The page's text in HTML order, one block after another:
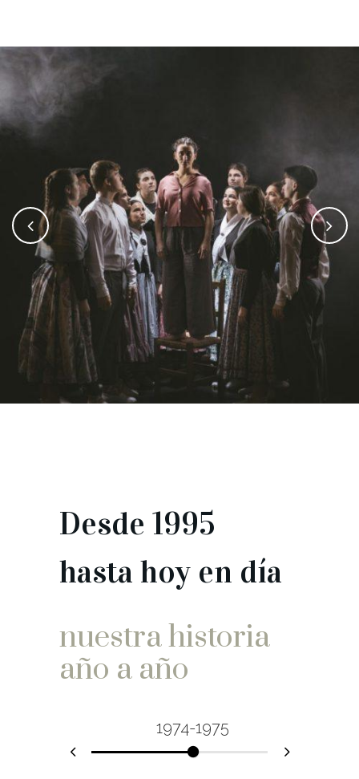
Desde 1995
hasta hoy en día
nuestra historia
año a año
1974-1975